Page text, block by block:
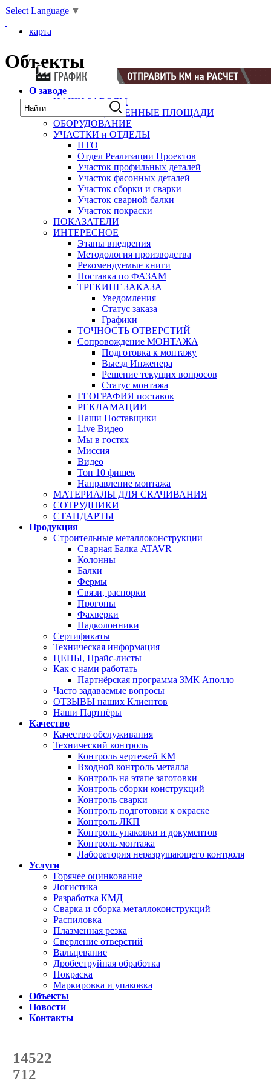
Select Language ▼
карта
Объекты
О заводе
НАШИ ЗАВОДЫ
ПРОИЗВОДСТВЕННЫЕ ПЛОЩАДИ
ОБОРУДОВАНИЕ
УЧАСТКИ и ОТДЕЛЫ
ПТО
Отдел Реализации Проектов
Участок профильных деталей
Участок фасонных деталей
Участок сборки и сварки
Участок сварной балки
Участок покраски
ПОКАЗАТЕЛИ
ИНТЕРЕСНОЕ
Этапы внедрения
Методология производства
Рекомендуемые книги
Поставка по ФАЗАМ
ТРЕКИНГ ЗАКАЗА
Уведомления
Статус заказа
Графики
ТОЧНОСТЬ ОТВЕРСТИЙ
Сопровождение МОНТАЖА
Подготовка к монтажу
Выезд Инженера
Решение текущих вопросов
Статус монтажа
ГЕОГРАФИЯ поставок
РЕКЛАМАЦИИ
Наши Поставщики
Live Видео
Мы в гостях
Миссия
Видео
Топ 10 фишек
Направление монтажа
МАТЕРИАЛЫ ДЛЯ СКАЧИВАНИЯ
СОТРУДНИКИ
СТАНДАРТЫ
Продукция
Строительные металлоконструкции
Сварная Балка ATAVR
Колонны
Балки
Фермы
Связи, распорки
Прогоны
Фахверки
Надколонники
Сертификаты
Техническая информация
ЦЕНЫ, Прайс-листы
Как с нами работать
Партнёрская программа ЗМК Аполло
Часто задаваемые вопросы
ОТЗЫВЫ наших Клиентов
Наши Партнёры
Качество
Качество обслуживания
Технический контроль
Контроль чертежей КМ
Входной контроль металла
Контроль на этапе заготовки
Контроль сборки конструкций
Контроль сварки
Контроль подготовки к окраске
Контроль ЛКП
Контроль упаковки и документов
Контроль монтажа
Лаборатория неразрушающего контроля
Услуги
Горячее оцинкование
Логистика
Разработка КМД
Сварка и сборка металлоконструкций
Распиловка
Плазменная резка
Сверление отверстий
Вальцевание
Дробеструйная обработка
Покраска
Маркировка и упаковка
Объекты
Новости
Контакты
14522
с начала года
712
с начала месяца